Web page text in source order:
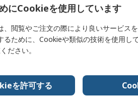
リレーソケット
250V ac
MRC
にCookieを使用しています
、閲覧やご注文の際により良いサービス
るために、Cookieや類似の技術を使用し
ださい。
を許可する